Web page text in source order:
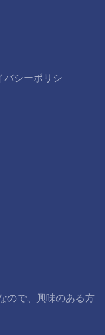
バシーポリシ
ので、興味のある方